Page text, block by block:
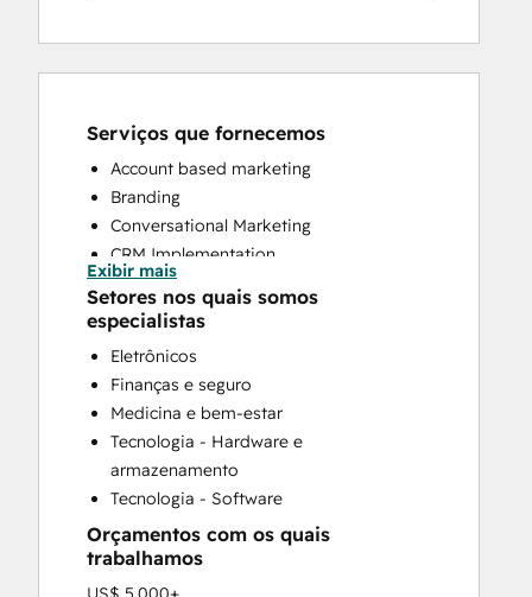
Serviços que fornecemos
Account based marketing
Branding
Conversational Marketing
CRM Implementation
Custom API Integrations
Email Marketing
Full Inbound Marketing Services
HubSpot Onboarding
Programmable Automation
Search Engine Optimization
Website Design
Website Development
Website Migration
Exibir mais
Setores nos quais somos
especialistas
Eletrônicos
Finanças e seguro
Medicina e bem-estar
Tecnologia - Hardware e
armazenamento
Tecnologia - Software
Orçamentos com os quais
trabalhamos